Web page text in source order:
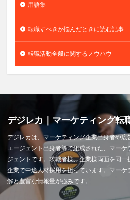
用語集
転職すべきか悩んだときに読む記事
転職活動全般に関するノウハウ
デジレカ｜マーケティング転
デジレカは、マーケティング企業出身者や
エージェント出身者等で組成された、マー
ジェントです。求職者様、企業様両面を同
企業で中途人材採用を担っています。マーケ
解と豊富な情報量が強みです。